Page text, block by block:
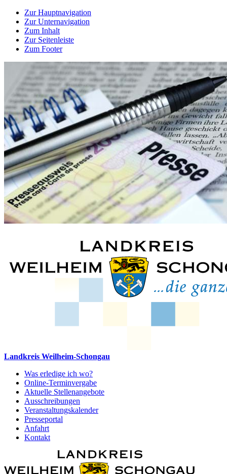
Zur Hauptnavigation
Zur Unternavigation
Zum Inhalt
Zur Seitenleiste
Zum Footer
Landkreis Weilheim-Schongau
Was erledige ich wo?
Online-Terminvergabe
Aktuelle Stellenangebote
Ausschreibungen
Veranstaltungskalender
Presseportal
Anfahrt
Kontakt